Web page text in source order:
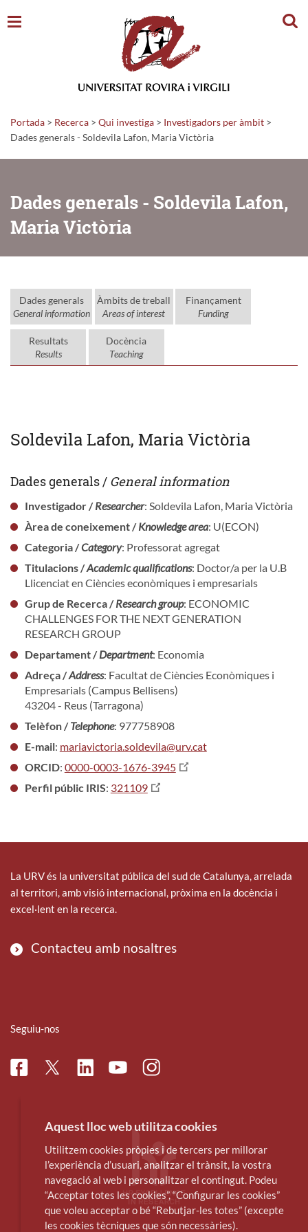
Portada > Recerca > Qui investiga > Investigadors per àmbit >
Dades generals - Soldevila Lafon, Maria Victòria
Dades generals - Soldevila Lafon,
Maria Victòria
Dades generals
General information
Àmbits de treball
Areas of interest
Finançament
Funding
Resultats
Results
Docència
Teaching
Soldevila Lafon, Maria Victòria
Dades generals / General information
Investigador /Researcher: Soldevila Lafon, Maria Victòria
Àrea de coneixement /Knowledge area: U(ECON)
Categoria /Category: Professorat agregat
Titulacions /Academic qualifications: Doctor/a per la U.B
Llicenciat en Ciències econòmiques i empresarials
Grup de Recerca /Research group: ECONOMIC
CHALLENGES FOR THE NEXT GENERATION
RESEARCH GROUP
Departament /Department: Economia
Adreça /Address: Facultat de Ciències Econòmiques i
Empresarials (Campus Bellisens)
43204 - Reus (Tarragona)
Telèfon /Telephone: 977758908
E-mail: mariavictoria.soldevila@urv.cat
ORCID: 0000-0003-1676-3945
Perfil públic IRIS: 321109
La URV és la universitat pública del sud de Catalunya, arrelada
al territori, amb visió internacional, pròxima en la docència i
excel·lent en la recerca.
Contacteu amb nosaltres
Seguiu-nos
FacebookTwitterLinkedinYoutubeInstagram
Aquest lloc web utilitza cookies
Utilitzem cookies pròpies i de tercers per millorar
l’experiència d’usuari, analitzar el trànsit, la vostra
navegació al web i personalitzar el contingut. Podeu
“Acceptar totes les cookies”, “Configurar les cookies”
que voleu acceptar o bé “Rebutjar-les totes” (excepte
les cookies tècniques que són necessàries).